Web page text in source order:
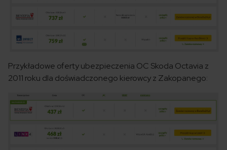
Przykładowe oferty ubezpieczenia OC Skoda Octavia z
2011 roku dla doświadczonego kierowcy z Zakopanego: